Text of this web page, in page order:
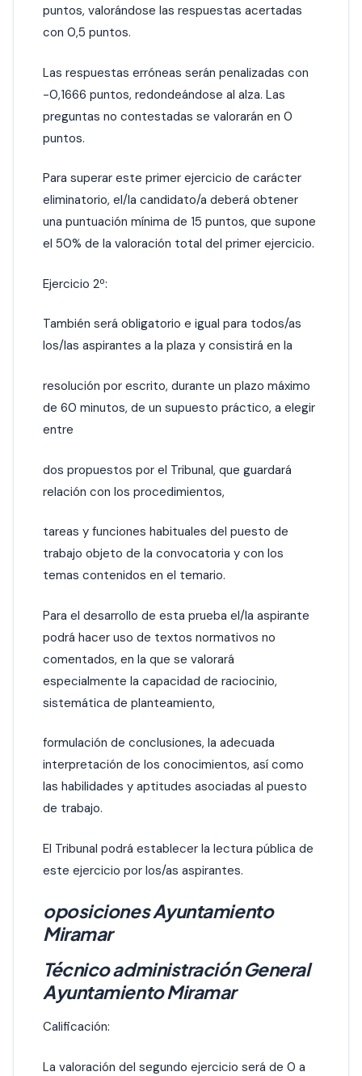
puntos, valorándose las respuestas acertadas
con 0,5 puntos.
Las respuestas erróneas serán penalizadas con
-0,1666 puntos, redondeándose al alza. Las
preguntas no contestadas se valorarán en 0
puntos.
Para superar este primer ejercicio de carácter
eliminatorio, el/la candidato/a deberá obtener
una puntuación mínima de 15 puntos, que supone
el 50% de la valoración total del primer ejercicio.
Ejercicio 2º:
También será obligatorio e igual para todos/as
los/las aspirantes a la plaza y consistirá en la
resolución por escrito, durante un plazo máximo
de 60 minutos, de un supuesto práctico, a elegir
entre
dos propuestos por el Tribunal, que guardará
relación con los procedimientos,
tareas y funciones habituales del puesto de
trabajo objeto de la convocatoria y con los
temas contenidos en el temario.
Para el desarrollo de esta prueba el/la aspirante
podrá hacer uso de textos normativos no
comentados, en la que se valorará
especialmente la capacidad de raciocinio,
sistemática de planteamiento,
formulación de conclusiones, la adecuada
interpretación de los conocimientos, así como
las habilidades y aptitudes asociadas al puesto
de trabajo.
El Tribunal podrá establecer la lectura pública de
este ejercicio por los/as aspirantes.
oposiciones Ayuntamiento
Miramar
Técnico administración General
Ayuntamiento Miramar
Calificación:
La valoración del segundo ejercicio será de 0 a